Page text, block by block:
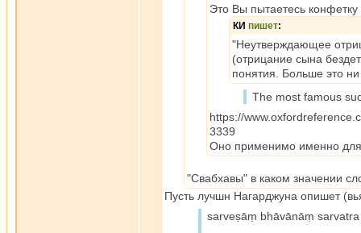
Это Вы пытаетесь
КИ пишет:
"Неутверждающее
(отрицание сына
понятия. Больше это
The most famous
https://
3339
Оно применимо именно
"Свабхавы" в каком значении
Пусть лучшн Нагарджуна опишет
sarveṣāṃ bhāvānāṃ